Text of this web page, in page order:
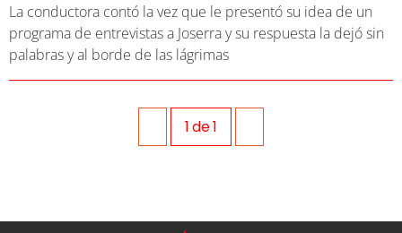
La conductora contó la vez que le presentó su idea de un
programa de entrevistas a Joserra y su respuesta la dejó sin
palabras y al borde de las lágrimas
1de1